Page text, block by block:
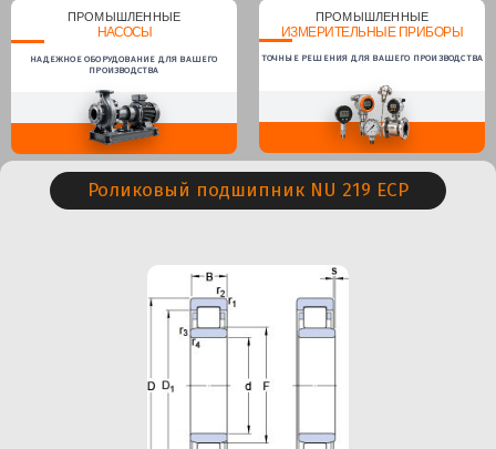
ПРОМЫШЛЕННЫЕ
НАСОСЫ
НАДЕЖНОЕ ОБОРУДОВАНИЕ ДЛЯ ВАШЕГО
ПРОИЗВОДСТВА
ПРОМЫШЛЕННЫЕ
ИЗМЕРИТЕЛЬНЫЕ ПРИБОРЫ
ТОЧНЫЕ РЕШЕНИЯ ДЛЯ ВАШЕГО ПРОИЗВОДСТВА
Роликовый подшипник NU 219 ECP